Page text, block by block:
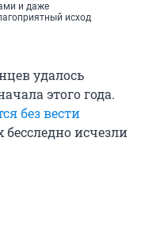
и даже
исход
удалось
этого года.
без вести
исчезли